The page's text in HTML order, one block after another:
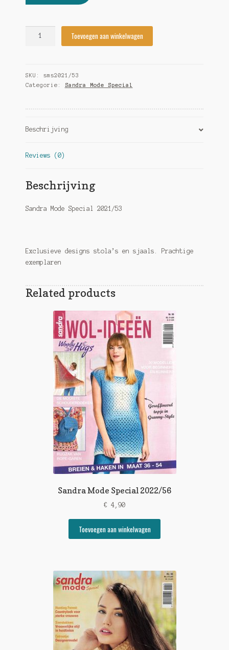
quantity
Toevoegen aan winkelwagen
SKU: sms2021/53
Categorie: Sandra Mode Special
Beschrijving
Reviews (0)
Beschrijving
Sandra Mode Special 2021/53
Exclusieve designs stola’s en sjaals. Prachtige
exemplaren
Related products
Sandra Mode Special 2022/56
€ 4,90
Toevoegen aan winkelwagen